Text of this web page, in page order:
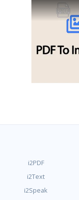
i2PDF
i2Text
i2Speak